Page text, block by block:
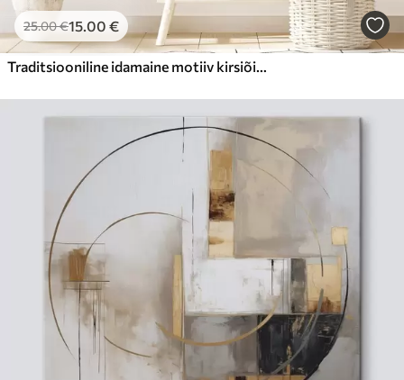
25.00€15.00 €
Traditsiooniline idamaine motiiv kirsiõite ja kraanidega